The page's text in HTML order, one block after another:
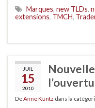
Marques, new TLDs,
extensions, TMCH,
JUIL
15
2010
DeAnne Kuntz dans la